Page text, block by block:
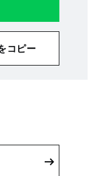
コピー